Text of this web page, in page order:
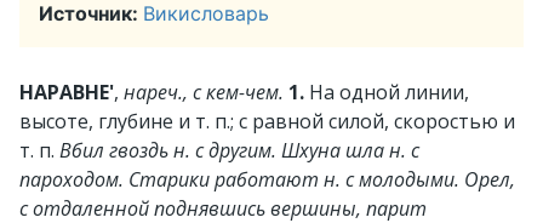
Источник: Викисловарь
НАРАВНЕ', нареч., с кем-чем. 1. На одной линии,
высоте, глубине и т. п.; с равной силой, скоростью и
т. п. Вбил гвоздь н. с другим. Шхуна шла н. с
пароходом. Старики работают н. с молодыми. Орел,
с отдаленной поднявшись вершины, парит